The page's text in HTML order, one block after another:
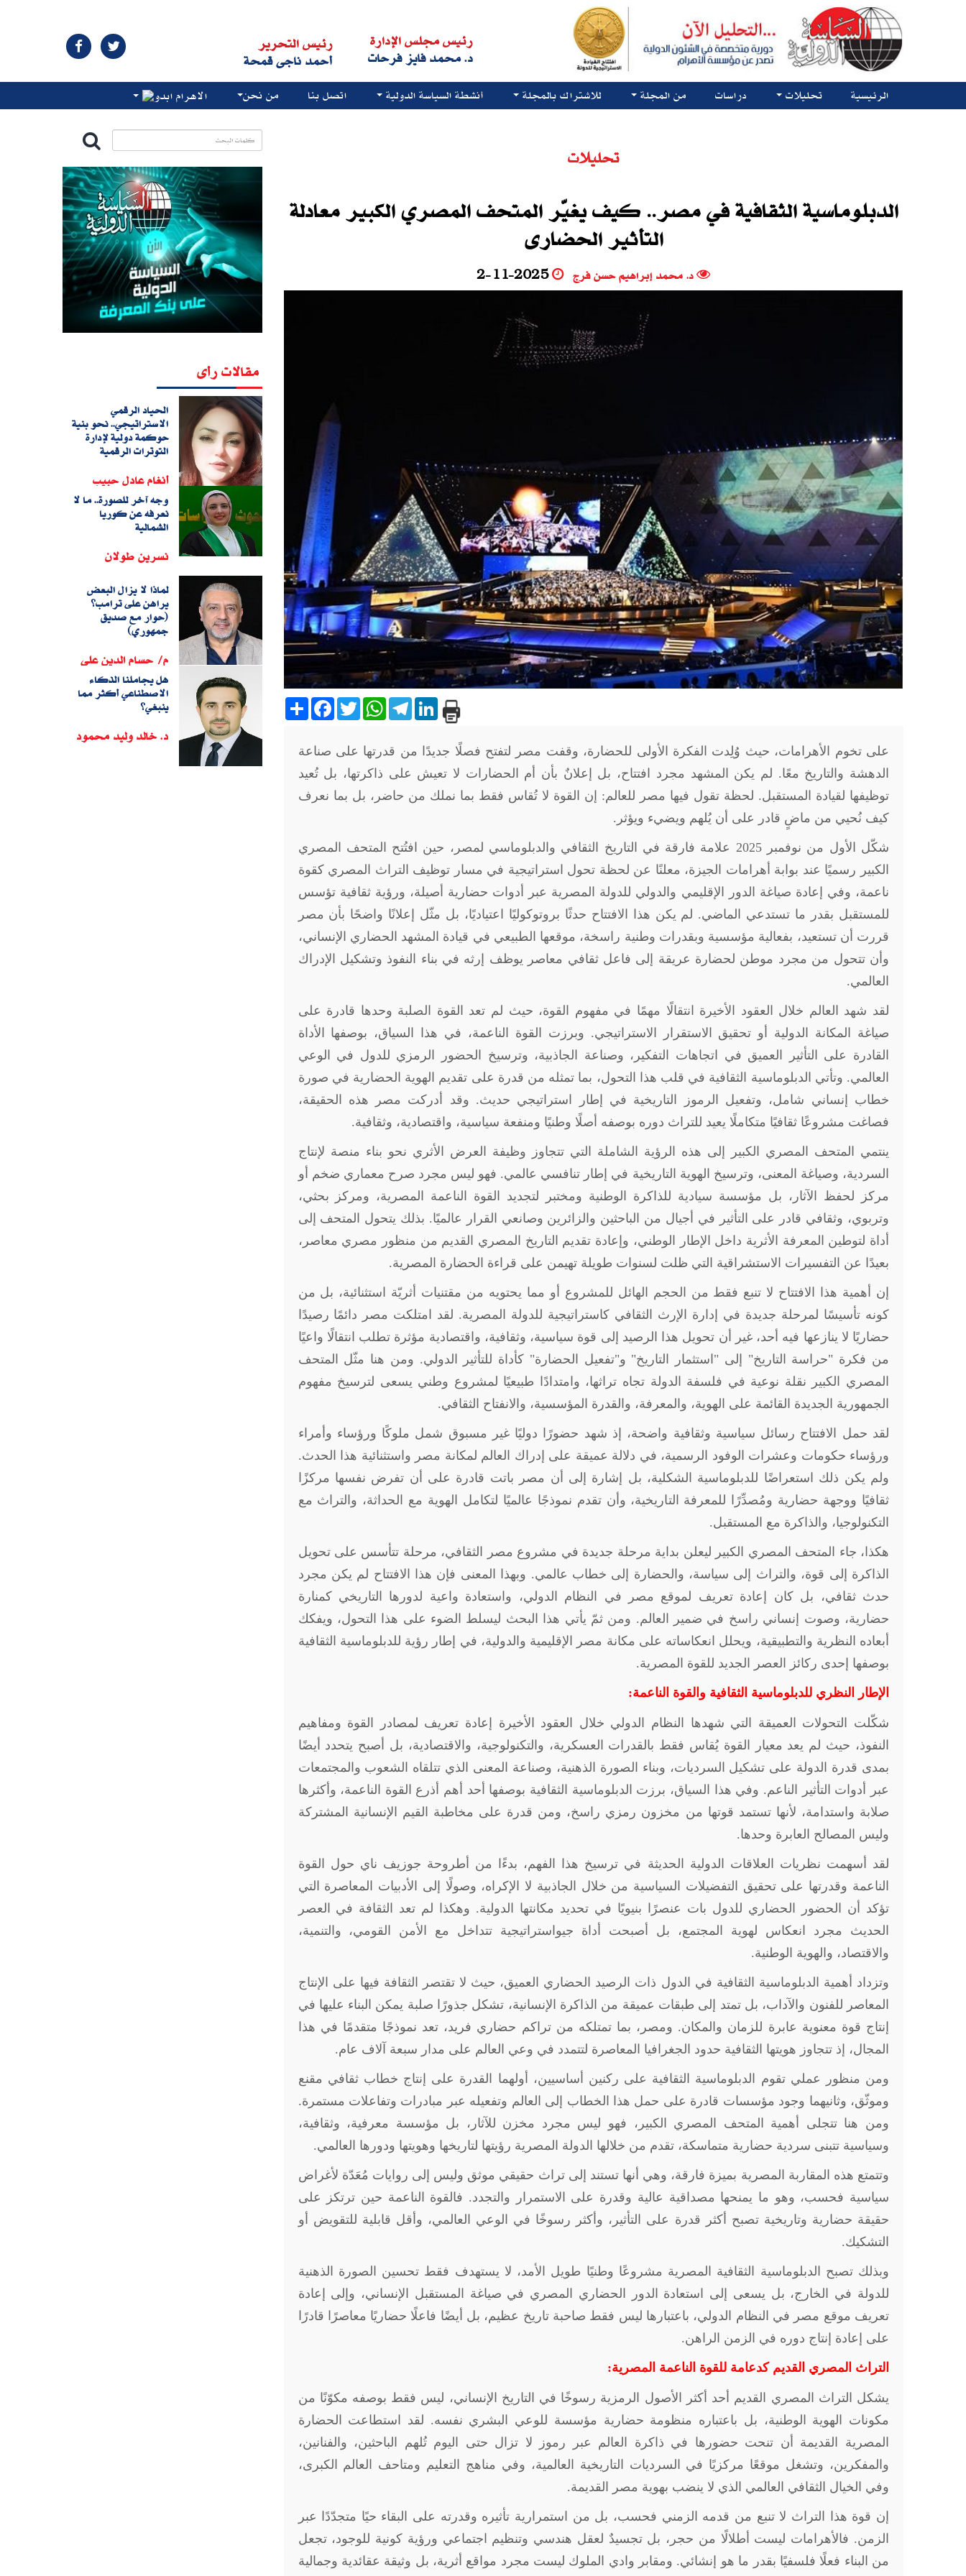
رئيس مجلس الإدارة
د. محمد فايز فرحات
رئيس التحرير
أحمد ناجى قمحة
الرئيسية تحليلات دراسات من المجلة للاشتراك بالمجلة أنشطة السياسة الدولية اتصل بنا من نحن الاهرام ابدو
تحليلات
الدبلوماسية الثقافية في مصر.. كيف يغيّر المتحف المصري الكبير معادلة
التأثير الحضارى
د. محمد إبراهيم حسن فرج 2-11-2025
ShareFacebook
TwitterWhatsAppTelegramLinkedIn
على تخوم الأهرامات، حيث وُلِدت الفكرة الأولى للحضارة، وقفت مصر لتفتح فصلًا جديدًا من قدرتها على صناعة
الدهشة والتاريخ معًا. لم يكن المشهد مجرد افتتاح، بل إعلانٌ بأن أم الحضارات لا تعيش على ذاكرتها، بل تُعيد
توظيفها لقيادة المستقبل. لحظة تقول فيها مصر للعالم: إن القوة لا تُقاس فقط بما نملك من حاضر، بل بما نعرف
كيف نُحيي من ماضٍ قادر على أن يُلهم ويضيء ويؤثر .
شكّل الأول من نوفمبر 2025 علامة فارقة في التاريخ الثقافي والدبلوماسي لمصر، حين افتُتح المتحف المصري
الكبير رسميًا عند بوابة أهرامات الجيزة، معلنًا عن لحظة تحول استراتيجية في مسار توظيف التراث المصري كقوة
ناعمة، وفي إعادة صياغة الدور الإقليمي والدولي للدولة المصرية عبر أدوات حضارية أصيلة، ورؤية ثقافية تؤسس
للمستقبل بقدر ما تستدعي الماضي. لم يكن هذا الافتتاح حدثًا بروتوكوليًا اعتياديًا، بل مثّل إعلانًا واضحًا بأن مصر
قررت أن تستعيد، بفعالية مؤسسية وبقدرات وطنية راسخة، موقعها الطبيعي في قيادة المشهد الحضاري الإنساني،
وأن تتحول من مجرد موطن لحضارة عريقة إلى فاعل ثقافي معاصر يوظف إرثه في بناء النفوذ وتشكيل الإدراك
العالمي.
لقد شهد العالم خلال العقود الأخيرة انتقالًا مهمًا في مفهوم القوة، حيث لم تعد القوة الصلبة وحدها قادرة على
صياغة المكانة الدولية أو تحقيق الاستقرار الاستراتيجي. وبرزت القوة الناعمة، في هذا السياق، بوصفها الأداة
القادرة على التأثير العميق في اتجاهات التفكير، وصناعة الجاذبية، وترسيخ الحضور الرمزي للدول في الوعي
العالمي. وتأتي الدبلوماسية الثقافية في قلب هذا التحول، بما تمثله من قدرة على تقديم الهوية الحضارية في صورة
خطاب إنساني شامل، وتفعيل الرموز التاريخية في إطار استراتيجي حديث. وقد أدركت مصر هذه الحقيقة،
فصاغت مشروعًا ثقافيًا متكاملًا يعيد للتراث دوره بوصفه أصلًا وطنيًا ومنفعة سياسية، واقتصادية، وثقافية.
ينتمي المتحف المصري الكبير إلى هذه الرؤية الشاملة التي تتجاوز وظيفة العرض الأثري نحو بناء منصة لإنتاج
السردية، وصياغة المعنى، وترسيخ الهوية التاريخية في إطار تنافسي عالمي. فهو ليس مجرد صرح معماري ضخم أو
مركز لحفظ الآثار، بل مؤسسة سيادية للذاكرة الوطنية ومختبر لتجديد القوة الناعمة المصرية، ومركز بحثي،
وتربوي، وثقافي قادر على التأثير في أجيال من الباحثين والزائرين وصانعي القرار عالميًا. بذلك يتحول المتحف إلى
أداة لتوطين المعرفة الأثرية داخل الإطار الوطني، وإعادة تقديم التاريخ المصري القديم من منظور مصري معاصر،
بعيدًا عن التفسيرات الاستشراقية التي ظلت لسنوات طويلة تهيمن على قراءة الحضارة المصرية.
إن أهمية هذا الافتتاح لا تنبع فقط من الحجم الهائل للمشروع أو مما يحتويه من مقتنيات أثريّة استثنائية، بل من
كونه تأسيسًا لمرحلة جديدة في إدارة الإرث الثقافي كاستراتيجية للدولة المصرية. لقد امتلكت مصر دائمًا رصيدًا
حضاريًا لا ينازعها فيه أحد، غير أن تحويل هذا الرصيد إلى قوة سياسية، وثقافية، واقتصادية مؤثرة تطلب انتقالًا واعيًا
من فكرة "حراسة التاريخ" إلى "استثمار التاريخ" و"تفعيل الحضارة" كأداة للتأثير الدولي. ومن هنا مثّل المتحف
المصري الكبير نقلة نوعية في فلسفة الدولة تجاه تراثها، وامتدادًا طبيعيًا لمشروع وطني يسعى لترسيخ مفهوم
الجمهورية الجديدة القائمة على الهوية، والمعرفة، والقدرة المؤسسية، والانفتاح الثقافي.
لقد حمل الافتتاح رسائل سياسية وثقافية واضحة، إذ شهد حضورًا دوليًا غير مسبوق شمل ملوكًا ورؤساء وأمراء
ورؤساء حكومات وعشرات الوفود الرسمية، في دلالة عميقة على إدراك العالم لمكانة مصر واستثنائية هذا الحدث.
ولم يكن ذلك استعراضًا للدبلوماسية الشكلية، بل إشارة إلى أن مصر باتت قادرة على أن تفرض نفسها مركزًا
ثقافيًا ووجهة حضارية ومُصدِّرًا للمعرفة التاريخية، وأن تقدم نموذجًا عالميًا لتكامل الهوية مع الحداثة، والتراث مع
التكنولوجيا، والذاكرة مع المستقبل.
هكذا، جاء المتحف المصري الكبير ليعلن بداية مرحلة جديدة في مشروع مصر الثقافي، مرحلة تتأسس على تحويل
الذاكرة إلى قوة، والتراث إلى سياسة، والحضارة إلى خطاب عالمي. وبهذا المعنى فإن هذا الافتتاح لم يكن مجرد
حدث ثقافي، بل كان إعادة تعريف لموقع مصر في النظام الدولي، واستعادة واعية لدورها التاريخي كمنارة
حضارية، وصوت إنساني راسخ في ضمير العالم. ومن ثمّ يأتي هذا البحث ليسلط الضوء على هذا التحول، ويفكك
أبعاده النظرية والتطبيقية، ويحلل انعكاساته على مكانة مصر الإقليمية والدولية، في إطار رؤية للدبلوماسية الثقافية
بوصفها إحدى ركائز العصر الجديد للقوة المصرية.
الإطار النظري للدبلوماسية الثقافية والقوة الناعمة:
شكّلت التحولات العميقة التي شهدها النظام الدولي خلال العقود الأخيرة إعادة تعريف لمصادر القوة ومفاهيم
النفوذ، حيث لم يعد معيار القوة يُقاس فقط بالقدرات العسكرية، والتكنولوجية، والاقتصادية، بل أصبح يتحدد أيضًا
بمدى قدرة الدولة على تشكيل السرديات، وبناء الصورة الذهنية، وصناعة المعنى الذي تتلقاه الشعوب والمجتمعات
عبر أدوات التأثير الناعم. وفي هذا السياق، برزت الدبلوماسية الثقافية بوصفها أحد أهم أذرع القوة الناعمة، وأكثرها
صلابة واستدامة، لأنها تستمد قوتها من مخزون رمزي راسخ، ومن قدرة على مخاطبة القيم الإنسانية المشتركة
وليس المصالح العابرة وحدها.
لقد أسهمت نظريات العلاقات الدولية الحديثة في ترسيخ هذا الفهم، بدءًا من أطروحة جوزيف ناي حول القوة
الناعمة وقدرتها على تحقيق التفضيلات السياسية من خلال الجاذبية لا الإكراه، وصولًا إلى الأدبيات المعاصرة التي
تؤكد أن الحضور الحضاري للدول بات عنصرًا بنيويًا في تحديد مكانتها الدولية. وهكذا لم تعد الثقافة في العصر
الحديث مجرد انعكاس لهوية المجتمع، بل أصبحت أداة جيواستراتيجية تتداخل مع الأمن القومي، والتنمية،
والاقتصاد، والهوية الوطنية.
وتزداد أهمية الدبلوماسية الثقافية في الدول ذات الرصيد الحضاري العميق، حيث لا تقتصر الثقافة فيها على الإنتاج
المعاصر للفنون والآداب، بل تمتد إلى طبقات عميقة من الذاكرة الإنسانية، تشكل جذورًا صلبة يمكن البناء عليها في
إنتاج قوة معنوية عابرة للزمان والمكان. ومصر، بما تمتلكه من تراكم حضاري فريد، تعد نموذجًا متقدمًا في هذا
المجال، إذ تتجاوز هويتها الثقافية حدود الجغرافيا المعاصرة لتتمدد في وعي العالم على مدار سبعة آلاف عام.
ومن منظور عملي تقوم الدبلوماسية الثقافية على ركنين أساسيين، أولهما القدرة على إنتاج خطاب ثقافي مقنع
وموثّق، وثانيهما وجود مؤسسات قادرة على حمل هذا الخطاب إلى العالم وتفعيله عبر مبادرات وتفاعلات مستمرة.
ومن هنا تتجلى أهمية المتحف المصري الكبير، فهو ليس مجرد مخزن للآثار، بل مؤسسة معرفية، وثقافية،
وسياسية تتبنى سردية حضارية متماسكة، تقدم من خلالها الدولة المصرية رؤيتها لتاريخها وهويتها ودورها العالمي.
وتتمتع هذه المقاربة المصرية بميزة فارقة، وهي أنها تستند إلى تراث حقيقي موثق وليس إلى روايات مُعَدّة لأغراض
سياسية فحسب، وهو ما يمنحها مصداقية عالية وقدرة على الاستمرار والتجدد. فالقوة الناعمة حين ترتكز على
حقيقة حضارية وتاريخية تصبح أكثر قدرة على التأثير، وأكثر رسوخًا في الوعي العالمي، وأقل قابلية للتقويض أو
التشكيك.
وبذلك تصبح الدبلوماسية الثقافية المصرية مشروعًا وطنيًا طويل الأمد، لا يستهدف فقط تحسين الصورة الذهنية
للدولة في الخارج، بل يسعى إلى استعادة الدور الحضاري المصري في صياغة المستقبل الإنساني، وإلى إعادة
تعريف موقع مصر في النظام الدولي، باعتبارها ليس فقط صاحبة تاريخ عظيم، بل أيضًا فاعلًا حضاريًا معاصرًا قادرًا
على إعادة إنتاج دوره في الزمن الراهن.
التراث المصري القديم كدعامة للقوة الناعمة المصرية:
يشكل التراث المصري القديم أحد أكثر الأصول الرمزية رسوخًا في التاريخ الإنساني، ليس فقط بوصفه مكوّنًا من
مكونات الهوية الوطنية، بل باعتباره منظومة حضارية مؤسسة للوعي البشري نفسه. لقد استطاعت الحضارة
المصرية القديمة أن تنحت حضورها في ذاكرة العالم عبر رموز لا تزال حتى اليوم تُلهم الباحثين، والفنانين،
والمفكرين، وتشغل موقعًا مركزيًا في السرديات التاريخية العالمية، وفي مناهج التعليم ومتاحف العالم الكبرى،
وفي الخيال الثقافي العالمي الذي لا ينضب بهوية مصر القديمة.
إن قوة هذا التراث لا تنبع من قدمه الزمني فحسب، بل من استمرارية تأثيره وقدرته على البقاء حيًا متجدّدًا عبر
الزمن. فالأهرامات ليست أطلالًا من حجر، بل تجسيدٌ لعقل هندسي وتنظيم اجتماعي ورؤية كونية للوجود، تجعل
من البناء فعلًا فلسفيًا بقدر ما هو إنشائي. ومقابر وادي الملوك ليست مجرد مواقع أثرية، بل وثيقة عقائدية وجمالية
مقالات رأى
الحياد الرقمي
الاستراتيجي.. نحو بنية
حوكمة دولية لإدارة
التوترات الرقمية
أنغام عادل حبيب
وجه آخر للصورة.. ما لا
نعرفه عن كوريا
الشمالية
نسرين طولان
لماذا لا يزال البعض
يراهن على ترامب؟
(حوار مع صديق
جمهوري)
م/ حسام الدين على
هل يجاملنا الذكاء
الاصطناعي أكثر مما
ينبغي؟
د. خالد وليد محمود